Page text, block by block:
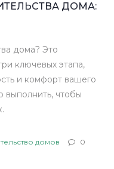
ДОМА:
дома? Это
ключевых этапа,
и комфорт вашего
выполнить, чтобы
домов 0